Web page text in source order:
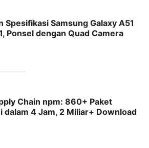
Spesifikasi Samsung Galaxy A51
Ponsel dengan Quad Camera
Chain npm: 860+ Paket
dalam 4 Jam, 2 Miliar+ Download